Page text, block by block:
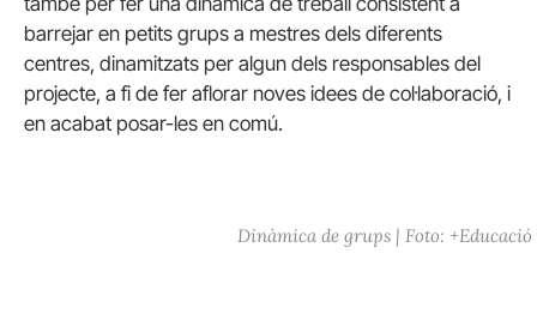
barrejar en petits grups a mestres dels diferents
centres, dinamitzats per algun dels responsables del
projecte, a fi de fer aflorar noves idees de col·laboració, i
en acabat posar-les en comú.
Dinàmica de grups | Foto: +Educació